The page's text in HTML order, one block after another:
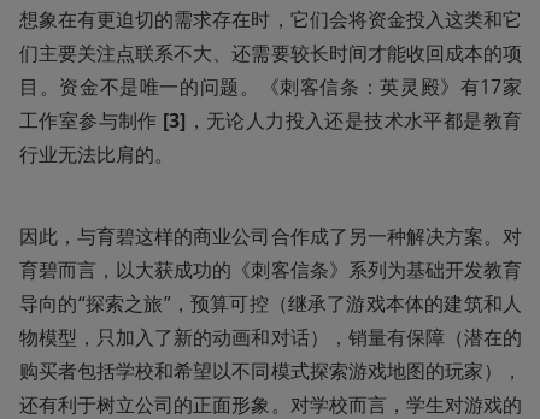
想象在有更迫切的需求存在时，它们会将资金投入这类和它
们主要关注点联系不大、还需要较长时间才能收回成本的项
目。资金不是唯一的问题。《刺客信条：英灵殿》有17家
工作室参与制作 [3] ，无论人力投入还是技术水平都是教育
行业无法比肩的。
因此，与育碧这样的商业公司合作成了另一种解决方案。对
育碧而言，以大获成功的《刺客信条》系列为基础开发教育
导向的“探索之旅”，预算可控（继承了游戏本体的建筑和人
物模型，只加入了新的动画和对话），销量有保障（潜在的
购买者包括学校和希望以不同模式探索游戏地图的玩家），
还有利于树立公司的正面形象。对学校而言，学生对游戏的